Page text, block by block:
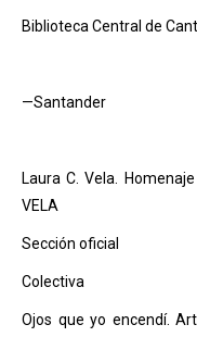
Biblioteca Central de
—Santander
Laura C. Vela.
VELA
Sección oficial
Colectiva
Ojos que yo encendí.